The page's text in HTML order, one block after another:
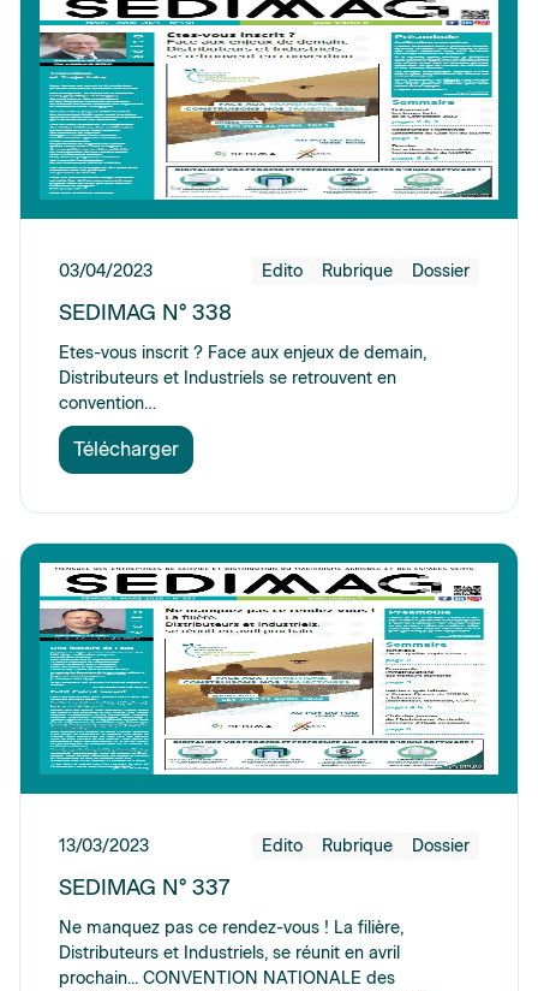
03/04/2023 Edito Rubrique Dossier
SEDIMAG N° 338
Etes-vous inscrit ? Face aux enjeux de demain,
Distributeurs et Industriels se retrouvent en
convention…
Télécharger
13/03/2023 Edito Rubrique Dossier
SEDIMAG N° 337
Ne manquez pas ce rendez-vous ! La filière,
Distributeurs et Industriels, se réunit en avril
prochain... CONVENTION NATIONALE des